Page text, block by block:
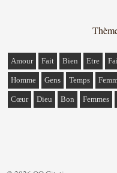
Amour Fait Bien Etre
Homme Gens Temps
Cœur Dieu Bon Femmes